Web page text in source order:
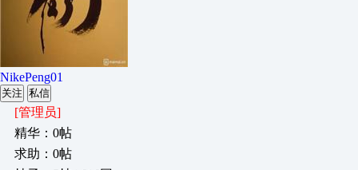
NikePeng01
关注 私信
[管理员]
精华：0帖
求助：0帖